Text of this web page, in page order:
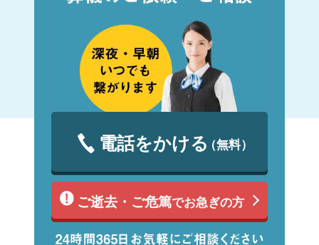
電話をかける（無料）
ご逝去・ご危篤でお急ぎの方